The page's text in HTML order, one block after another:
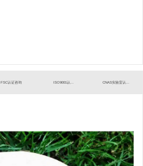
FSC认证咨询 ISO9001认... CNAS实验室认...